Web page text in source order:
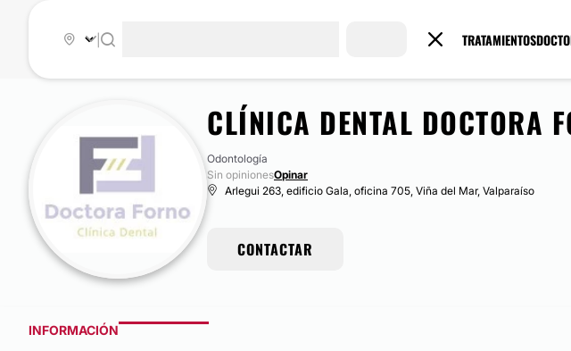
TRATAMIENTOS
CLÍNICA DENTAL DOCTORA
Odontología
Sin opinionesOpinar
Arlegui 263, edificio Gala, oficina 705, Viña del Mar, Valparaíso
CONTACTAR
INFORMACIÓN